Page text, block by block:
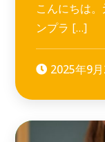
こんにちは
ンプラ […]
2025年9